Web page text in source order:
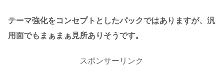
テーマ強化をコンセプトとしたパックではありますが、汎
用面でもまぁまぁ見所ありそうです。
スポンサーリンク